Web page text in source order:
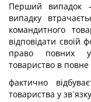
Перший випадок
випадку
командитного
відповідати своїй
право повних
товариство в
фактично
товариства у